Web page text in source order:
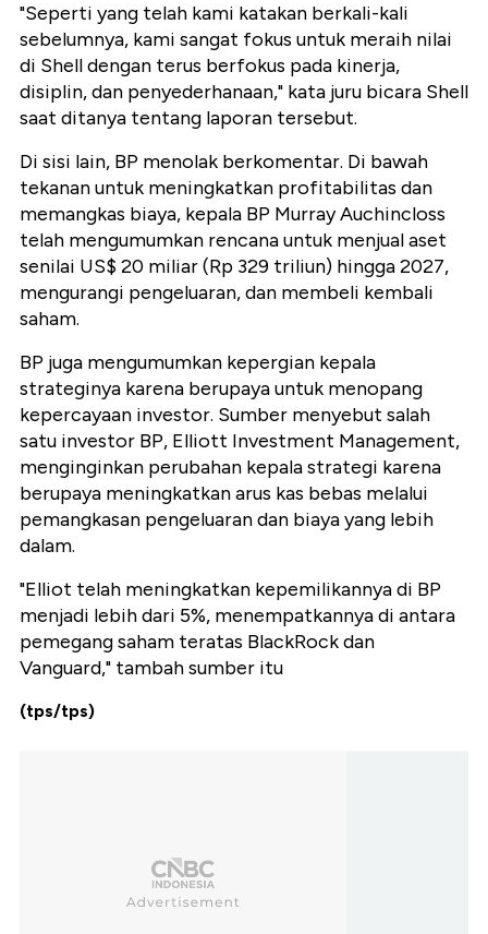
"Seperti yang telah kami katakan berkali-kali
sebelumnya, kami sangat fokus untuk meraih nilai
di Shell dengan terus berfokus pada kinerja,
disiplin, dan penyederhanaan," kata juru bicara Shell
saat ditanya tentang laporan tersebut.
Di sisi lain, BP menolak berkomentar. Di bawah
tekanan untuk meningkatkan profitabilitas dan
memangkas biaya, kepala BP Murray Auchincloss
telah mengumumkan rencana untuk menjual aset
senilai US$ 20 miliar (Rp 329 triliun) hingga 2027,
mengurangi pengeluaran, dan membeli kembali
saham.
BP juga mengumumkan kepergian kepala
strateginya karena berupaya untuk menopang
kepercayaan investor. Sumber menyebut salah
satu investor BP, Elliott Investment Management,
menginginkan perubahan kepala strategi karena
berupaya meningkatkan arus kas bebas melalui
pemangkasan pengeluaran dan biaya yang lebih
dalam.
"Elliot telah meningkatkan kepemilikannya di BP
menjadi lebih dari 5%, menempatkannya di antara
pemegang saham teratas BlackRock dan
Vanguard," tambah sumber itu
(tps/tps)